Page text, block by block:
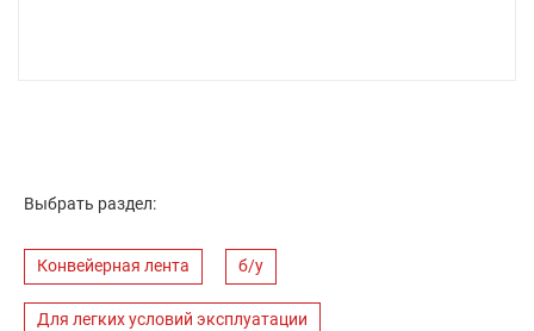
Выбрать раздел:
Конвейерная лента б/у
Для легких условий эксплуатации